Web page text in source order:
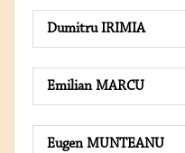
Dumitru IRIMIA
Emilian MARCU
Eugen MUNTEANU